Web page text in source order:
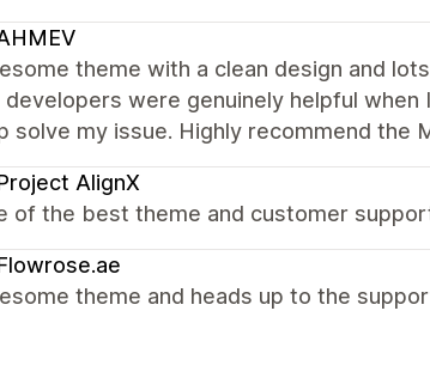
theme with a clean design and
developers were genuinely helpful
solve my issue. Highly recommend the
AlignX
of the best theme and customer
theme and heads up to the